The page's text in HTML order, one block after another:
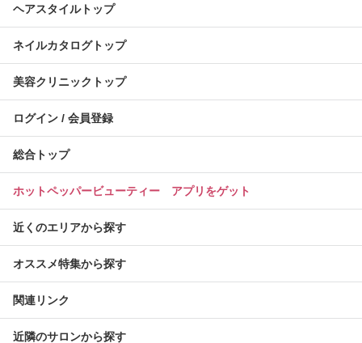
ヘアスタイルトップ
ネイルカタログトップ
美容クリニックトップ
ログイン / 会員登録
総合トップ
ホットペッパービューティー アプリをゲット
近くのエリアから探す
オススメ特集から探す
関連リンク
近隣のサロンから探す